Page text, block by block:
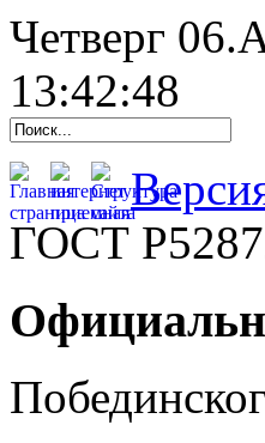
Четверг
13:42:49
ГОСТ